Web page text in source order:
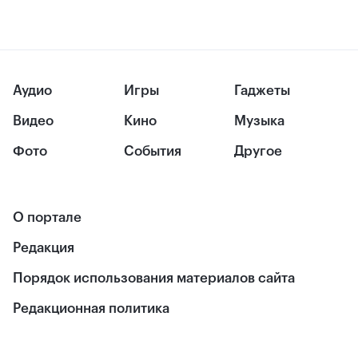
Аудио
Видео
Фото
Игры
Кино
События
Гаджеты
Музыка
Другое
О портале
Редакция
Порядок использования материалов сайта
Редакционная политика